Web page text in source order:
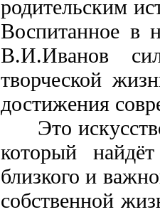
родительским
Воспитанное в
В.И.Иванов
творческой
достижения
Это
который
близкого и
собственной